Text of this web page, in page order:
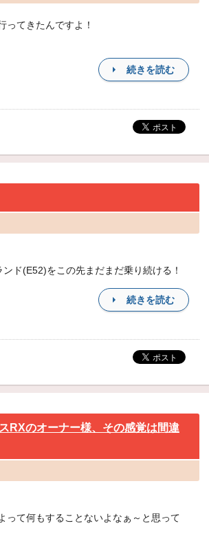
ってきたんですよ！
続きを読む
ド(E52)をこの先まだまだ乗り続ける！
続きを読む
RXのオーナー様、その感覚は間違
って何もすることないよなぁ～と思って